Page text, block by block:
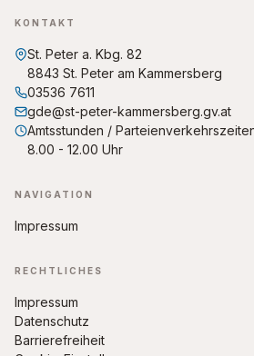
KONTAKT
St. Peter a. Kbg. 82
8843 St. Peter am Kammersberg
03536 7611
gde@st-peter-kammersberg.gv.at
Amtsstunden /
8.00 - 12.00 Uhr
NAVIGATION
Impressum
RECHTLICHES
Impressum
Datenschutz
Barrierefreiheit